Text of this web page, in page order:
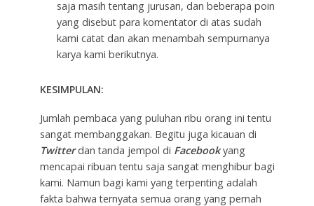
saja masih tentang jurusan, dan beberapa poin
yang disebut para komentator di atas sudah
kami catat dan akan menambah sempurnanya
karya kami berikutnya.
KESIMPULAN:
Jumlah pembaca yang puluhan ribu orang ini tentu
sangat membanggakan. Begitu juga kicauan di
Twitterdan tanda jempol di Facebookyang
mencapai ribuan tentu saja sangat menghibur bagi
kami. Namun bagi kami yang terpenting adalah
fakta bahwa ternyata semua orang yang pernah